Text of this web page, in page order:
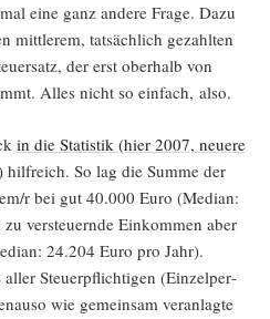
eine ganz ande­re Fra­ge. Dazu
mitt­le­rem, tat­säch­lich gezahl­ten
der erst ober­halb von
Alles nicht so ein­fach, also.
in die Sta­tis­tik (hier 2007, neue­re
hilf­reich. So lag die Sum­me der
r bei gut 40.000 Euro (Medi­an:
ver­steu­ern­de Ein­kom­men aber
24.204 Euro pro Jahr).
aller Steu­er­pflich­ti­gen (Ein­zel­per­
wie gemein­sam ver­an­lag­te